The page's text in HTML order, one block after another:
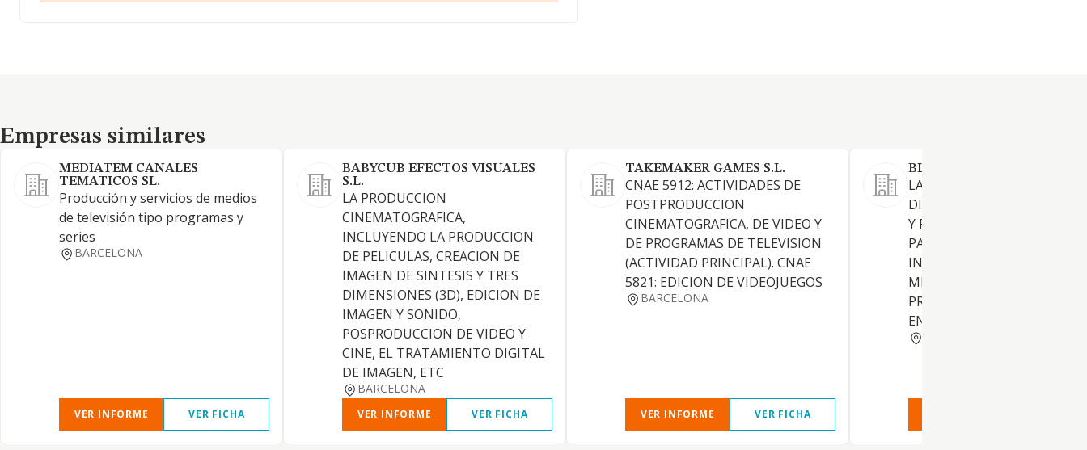
Empresas similares
Empresas similares
MEDIATEM CANALES
TEMATICOS SL.
Producción y servicios de medios
de televisión tipo programas y
series
BARCELONA
VER INFORME VER FICHA
BABYCUB EFECTOS VISUALES
S.L.
LA PRODUCCION
CINEMATOGRAFICA,
INCLUYENDO LA PRODUCCION
DE PELICULAS, CREACION DE
IMAGEN DE SINTESIS Y TRES
DIMENSIONES (3D), EDICION DE
IMAGEN Y SONIDO,
POSPRODUCCION DE VIDEO Y
CINE, EL TRATAMIENTO DIGITAL
DE IMAGEN, ETC
BARCELONA
VER INFORME VER FICHA
TAKEMAKER GAMES S.L.
CNAE 5912: ACTIVIDADES DE
POSTPRODUCCION
CINEMATOGRAFICA, DE VIDEO Y
DE PROGRAMAS DE TELEVISION
(ACTIVIDAD PRINCIPAL). CNAE
5821: EDICION DE VIDEOJUEGOS
BARCELONA
VER INFORME VER FICHA
BLAUTER PRODUCCIONS
LA PRODUCCION,
DISTRIBUCION DE
Y PROGRAMAS
PARA RADIO, TELEVISION,
INTERNET, O CUALQUIER
MEDIO DE DIFUSION,
PRODUCCIONES PROPIAS
ENCARGOS PARA